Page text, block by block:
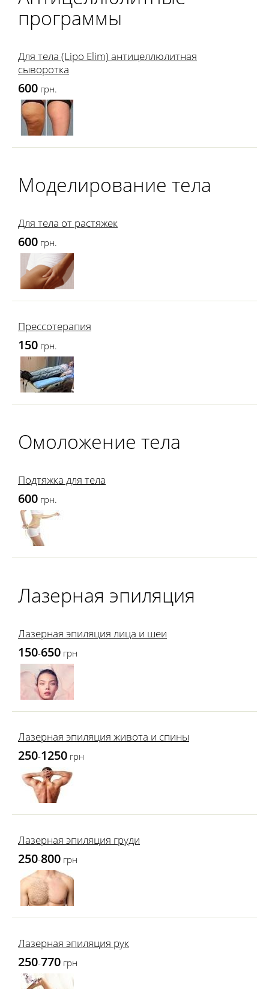
программы
Для тела (Lipo Elim) антицеллюлитная
сыворотка
600 грн.
Моделирование тела
Для тела от растяжек
600 грн.
Прессотерапия
150 грн.
Омоложение тела
Подтяжка для тела
600 грн.
Лазерная эпиляция
Лазерная эпиляция лица и шеи
150-650 грн
Лазерная эпиляция живота и спины
250-1250 грн
Лазерная эпиляция груди
250-800 грн
Лазерная эпиляция рук
250-770 грн